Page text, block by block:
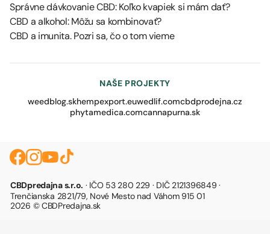
Správne dávkovanie CBD: Koľko kvapiek si mám dať?
CBD a alkohol: Môžu sa kombinovať?
CBD a imunita. Pozri sa, čo o tom vieme
NAŠE PROJEKTY
weedblog.skhempexport.euwedlif.comcbdprodejna.cz
phytamedica.comcannapurna.sk
CBDpredajna s.r.o. · IČO 53 280 229 · DIČ 2121396849 ·
Trenčianska 2821/79, Nové Mesto nad Váhom 915 01
2026 © CBDPredajna.sk